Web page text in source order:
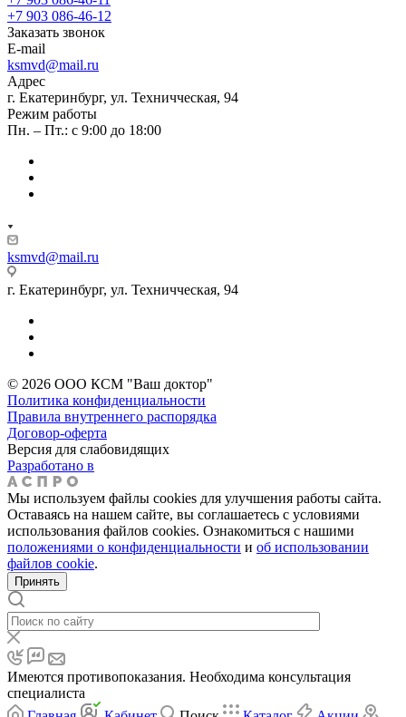
+7 903 086-46-12
Заказать звонок
E-mail
ksmvd@mail.ru
Адрес
г. Екатеринбург, ул. Техничческая, 94
Режим работы
Пн. – Пт.: с 9:00 до 18:00
ksmvd@mail.ru
г. Екатеринбург, ул. Техничческая, 94
© 2026 ООО КСМ "Ваш доктор"
Политика конфиденциальности
Правила внутреннего распорядка
Договор-оферта
Версия для слабовидящих
Разработано в
Мы используем файлы cookies для улучшения работы сайта.
Оставаясь на нашем сайте, вы соглашаетесь с условиями
использования файлов cookies. Ознакомиться с нашими
положениями о конфиденциальности и об использовании
файлов cookie.
Принять
Имеются противопоказания. Необходима консультация
специалиста